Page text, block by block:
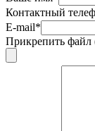
Контактный
E-mail*
Прикрепить файл